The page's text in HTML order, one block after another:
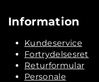
Information
Kundeservice
Fortrydelsesret
Returformular
Personale